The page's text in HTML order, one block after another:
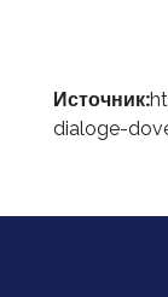
Источник:
dialoge-